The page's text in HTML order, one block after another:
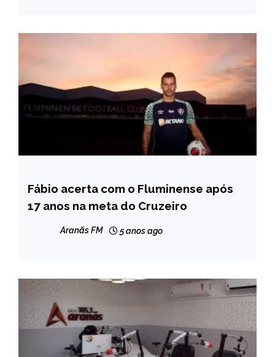
ESPORTES
NOTÍCIAS
Fábio acerta com o Fluminense após
17 anos na meta do Cruzeiro
Aranãs FM 5 anos ago